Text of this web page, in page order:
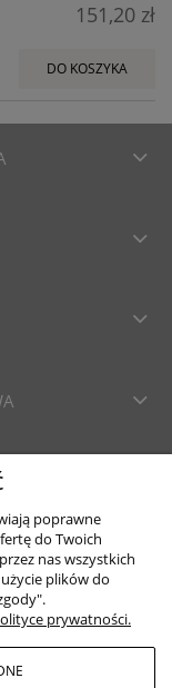
151,20 zł
DO KOSZYKA
poprawne
do Twoich
nas wszystkich
plików do
prywatności.